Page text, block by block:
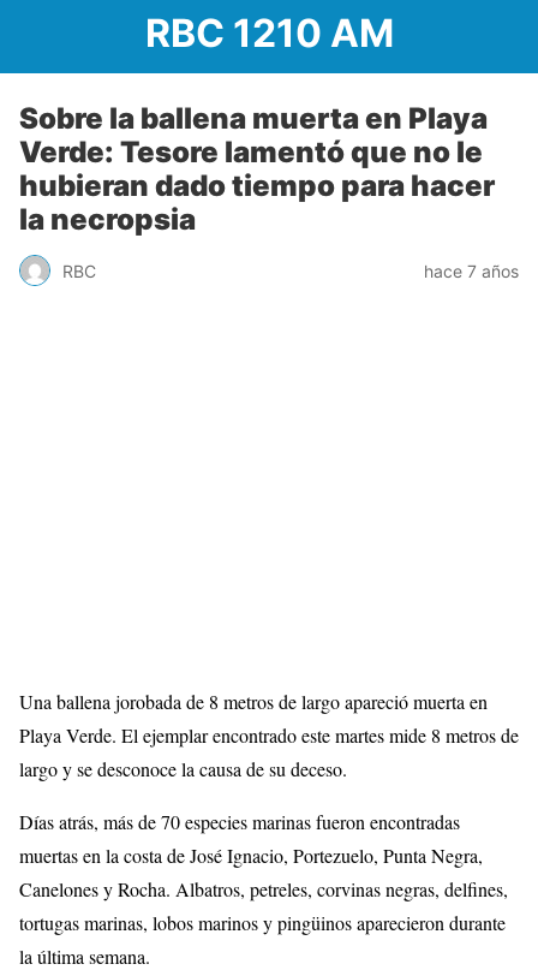
RBC 1210 AM
Sobre la ballena muerta en Playa
Verde: Tesore lamentó que no le
hubieran dado tiempo para hacer
la necropsia
RBC hace 7 años
Una ballena jorobada de 8 metros de largo apareció muerta en
Playa Verde. El ejemplar encontrado este martes mide 8 metros de
largo y se desconoce la causa de su deceso.
Días atrás, más de 70 especies marinas fueron encontradas
muertas en la costa de José Ignacio, Portezuelo, Punta Negra,
Canelones y Rocha. Albatros, petreles, corvinas negras, delfines,
tortugas marinas, lobos marinos y pingüinos aparecieron durante
la última semana.